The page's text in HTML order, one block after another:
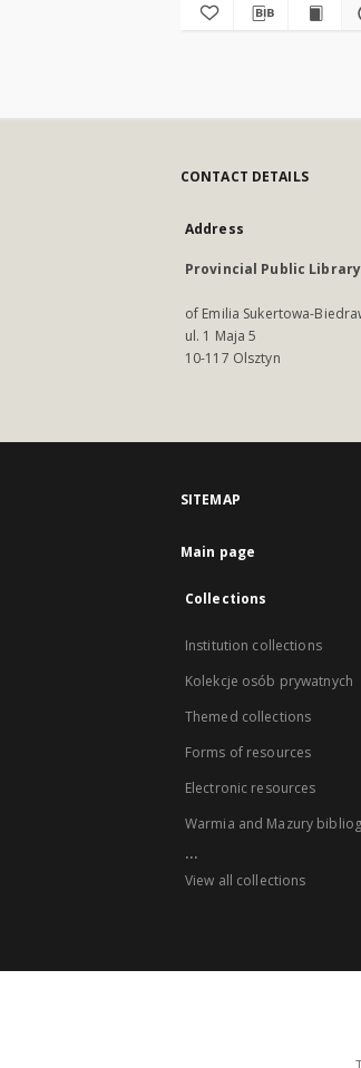
CONTACT DETAILS
Address
Provincial Public Library
of Emilia Sukertowa-
ul. 1 Maja 5
10-117 Olsztyn
SITEMAP
Main page
Collections
Institution collections
Kolekcje osób prywatnych
Themed collections
Forms of resources
Electronic resources
Warmia and Mazury
...
View all collections